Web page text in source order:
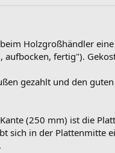
Holzgroßhändler
fertig").
gezahlt und den
(250 mm) ist die
sich in der Plattenmitte